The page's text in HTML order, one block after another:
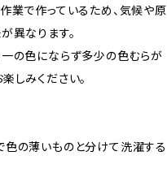
業で作っているため、気候や原
異なります。
一の色にならず多少の色むらが
しみください。
色の薄いものと分けて洗濯する